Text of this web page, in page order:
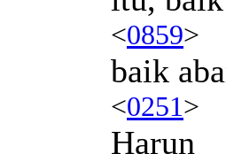
<0859>
baik
<0251>
Harun